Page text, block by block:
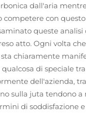
dall'aria
con
queste
atto. Ogni volta
chiaramente
di speciale
dell'azienda,
sulla juta tendono
di soddisfazione